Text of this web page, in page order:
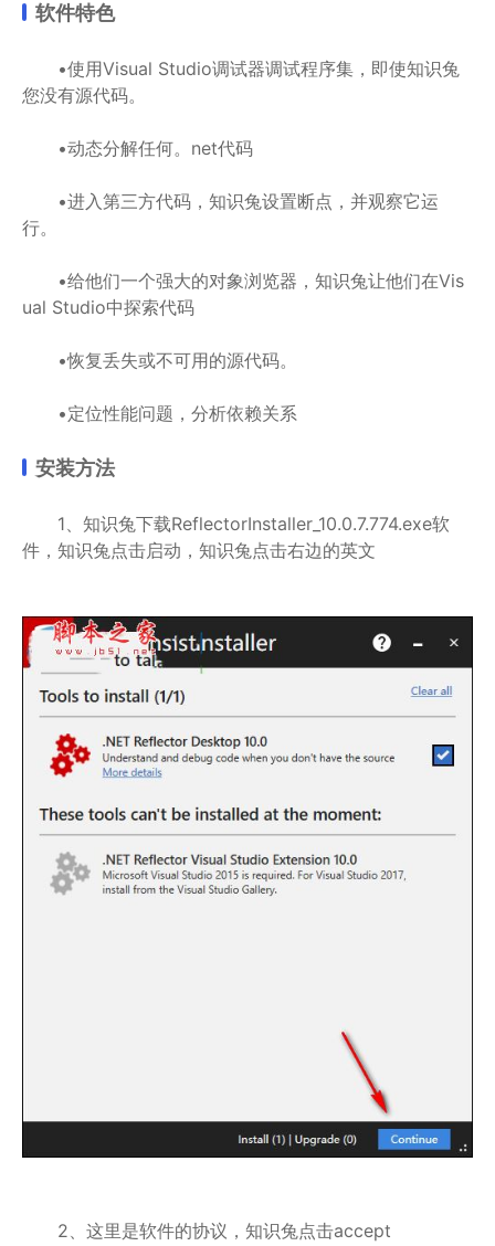
软件特色
•使用Visual Studio调试器调试程序集，即使知识兔
您没有源代码。
•动态分解任何。net代码
•进入第三方代码，知识兔设置断点，并观察它运
行。
•给他们一个强大的对象浏览器，知识兔让他们在Vis
ual Studio中探索代码
•恢复丢失或不可用的源代码。
•定位性能问题，分析依赖关系
安装方法
1、知识兔下载ReflectorInstaller_10.0.7.774.exe软
件，知识兔点击启动，知识兔点击右边的英文
2、这里是软件的协议，知识兔点击accept